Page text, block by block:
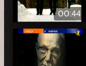
00:44